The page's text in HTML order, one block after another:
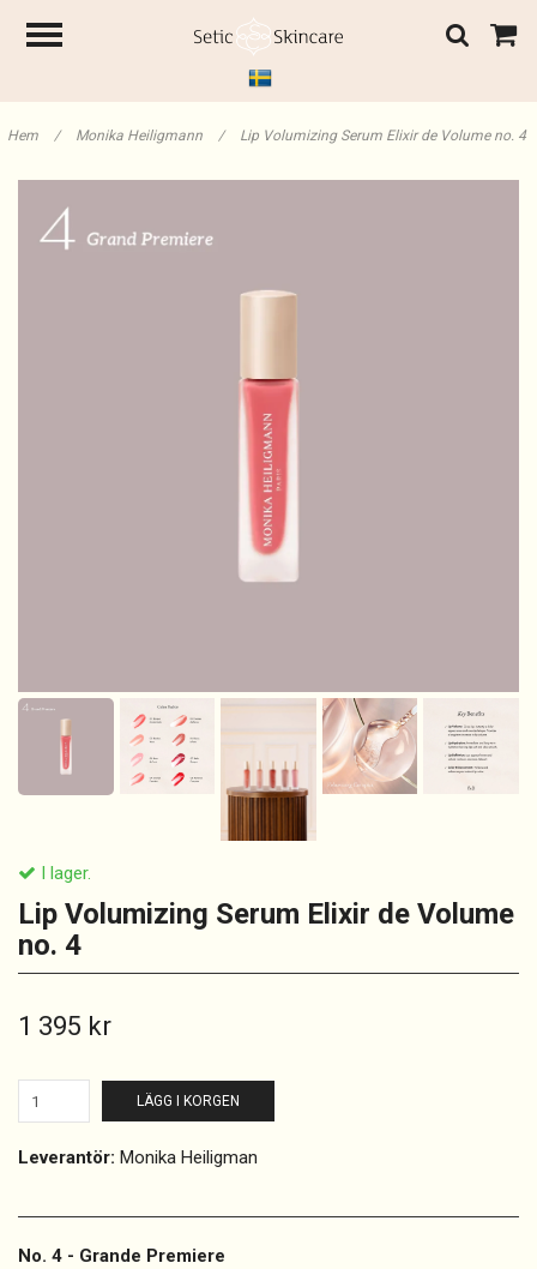
Hem / Monika Heiligmann / Lip Volumizing Serum Elixir de Volume no. 4
I lager.
Lip Volumizing Serum Elixir de Volume
no. 4
1 395 kr
LÄGG I KORGEN
Leverantör: Monika Heiligman
No. 4 - Grande Premiere